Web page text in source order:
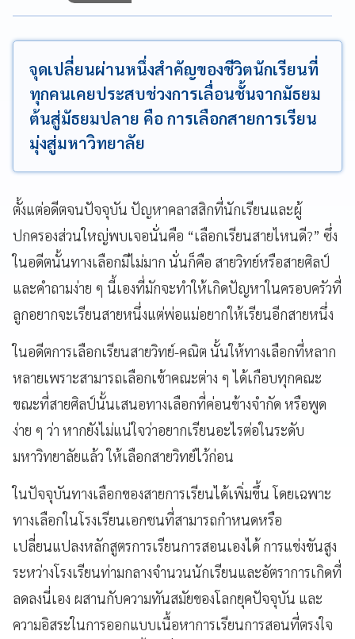
จุดเปลี่ยนผ่านหนึ่งสำคัญของชีวิตนักเรียนที่
ทุกคนเคยประสบช่วงการเลื่อนชั้นจากมัธยม
ต้นสู่มัธยมปลาย คือ การเลือกสายการเรียน
มุ่งสู่มหาวิทยาลัย
ตั้งแต่อดีตจนปัจจุบัน ปัญหาคลาสสิกที่นักเรียนและผู้
ปกครองส่วนใหญ่พบเจอนั่นคือ “เลือกเรียนสายไหนดี?” ซึ่ง
ในอดีตนั้นทางเลือกมีไม่มาก นั่นก็คือ สายวิทย์หรือสายศิลป์
และคำถามง่าย ๆ นี้เองที่มักจะทำให้เกิดปัญหาในครอบครัวที่
ลูกอยากจะเรียนสายหนึ่งแต่พ่อแม่อยากให้เรียนอีกสายหนึ่ง
ในอดีตการเลือกเรียนสายวิทย์-คณิต นั้นให้ทางเลือกที่หลาก
หลายเพราะสามารถเลือกเข้าคณะต่าง ๆ ได้เกือบทุกคณะ
ขณะที่สายศิลป์นั้นเสนอทางเลือกที่ค่อนข้างจำกัด หรือพูด
ง่าย ๆ ว่า หากยังไม่แน่ใจว่าอยากเรียนอะไรต่อในระดับ
มหาวิทยาลัยแล้ว ให้เลือกสายวิทย์ไว้ก่อน
ในปัจจุบันทางเลือกของสายการเรียนได้เพิ่มขึ้น โดยเฉพาะ
ทางเลือกในโรงเรียนเอกชนที่สามารถกำหนดหรือ
เปลี่ยนแปลงหลักสูตรการเรียนการสอนเองได้ การแข่งขันสูง
ระหว่างโรงเรียนท่ามกลางจำนวนนักเรียนและอัตราการเกิดที่
ลดลงนี่เอง ผสานกับความทันสมัยของโลกยุคปัจจุบัน และ
ความอิสระในการออกแบบเนื้อหาการเรียนการสอนที่ตรงใจ